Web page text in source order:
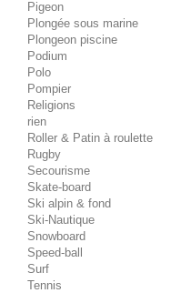
Pigeon
Plongée sous marine
Plongeon piscine
Podium
Polo
Pompier
Religions
rien
Roller & Patin à roulette
Rugby
Secourisme
Skate-board
Ski alpin & fond
Ski-Nautique
Snowboard
Speed-ball
Surf
Tennis